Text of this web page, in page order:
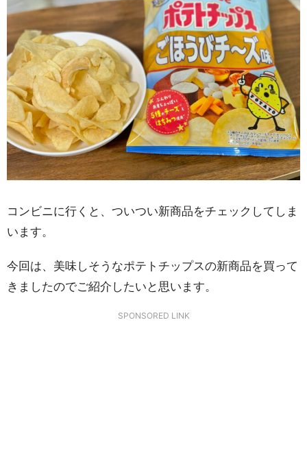
コンビニに行くと、ついつい新商品をチェックしてしま
います。
今回は、美味しそうなポテトチップスの新商品を買って
きましたのでご紹介したいと思います。
SPONSORED LINK